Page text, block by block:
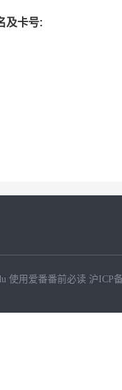
及卡号:
使用爱番番前必读 沪ICP